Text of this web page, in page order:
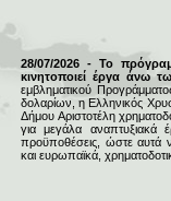
28/07/2026 - Το
κινητοποιεί έργα άνω
εμβληματικού
δολαρίων, η Ελληνικός
Δήμου Αριστοτέλη
για μεγάλα αναπτυξιακά
προϋποθέσεις, ώστε αυτά
και ευρωπαϊκά,